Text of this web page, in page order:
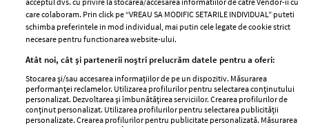
Abonamente
GSP
Unica
Baby
femei
Viva
Avantaje
care colaboram. Prin click pe “VREAU SA MODIFIC SETARILE INDIVIDUAL” puteti
schimba preferintele in mod individual, mai putin cele legate de cookie strict
necesare pentru functionarea website-ului.
Atât noi, cât și partenerii noștri prelucrăm datele pentru a oferi:
Stocarea și/sau accesarea informațiilor de pe un dispozitiv. Măsurarea
performanței reclamelor. Utilizarea profilurilor pentru selectarea conținutului
personalizat. Dezvoltarea și îmbunătățirea serviciilor. Crearea profilurilor de
conținut personalizat. Utilizarea profilurilor pentru selectarea publicității
personalizate. Crearea profilurilor pentru publicitate personalizată. Măsurarea